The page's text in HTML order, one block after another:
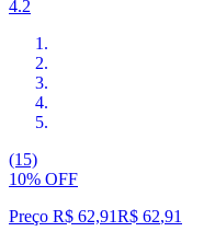
4.2
(15)
10% OFF
Preço R$ 62,91R$ 62,91